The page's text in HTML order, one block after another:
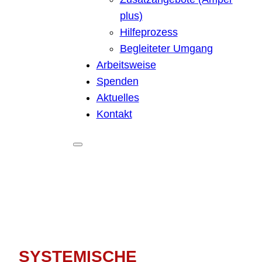
plus)
Hilfeprozess
Begleiteter Umgang
Arbeitsweise
Spenden
Aktuelles
Kontakt
SYSTEMISCHE